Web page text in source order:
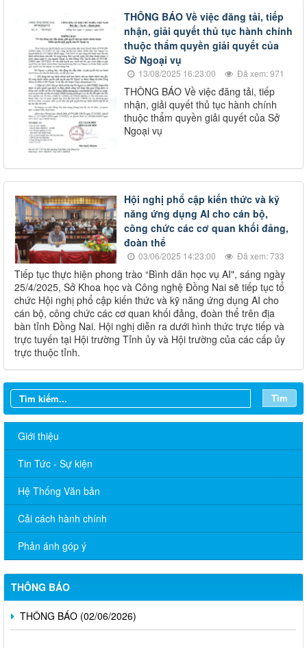
THÔNG BÁO Về việc đăng tải, tiếp
nhận, giải quyết thủ tục hành chính
thuộc thẩm quyền giải quyết của
Sở Ngoại vụ
13/08/2025 16:23:00 Đã xem: 971
THÔNG BÁO Về việc đăng tải, tiếp
nhận, giải quyết thủ tục hành chính
thuộc thẩm quyền giải quyết của Sở
Ngoại vụ
Hội nghị phổ cập kiến thức và kỹ
năng ứng dụng AI cho cán bộ,
công chức các cơ quan khối đảng,
đoàn thể
03/06/2025 14:23:00 Đã xem: 733
Tiếp tục thực hiện phong trào “Bình dân học vụ AI", sáng ngày
25/4/2025, Sở Khoa học và Công nghệ Đồng Nai sẽ tiếp tục tổ
chức Hội nghị phổ cập kiến thức và kỹ năng ứng dụng AI cho
cán bộ, công chức các cơ quan khối đảng, đoàn thể trên địa
bàn tỉnh Đồng Nai. Hội nghị diễn ra dưới hình thức trực tiếp và
trực tuyến tại Hội trường Tỉnh ủy và Hội trường của các cấp ủy
trực thuộc tỉnh.
Tìm
Giới thiệu
Tin Tức - Sự kiện
Hệ Thống Văn bản
Cải cách hành chính
Phản ánh góp ý
THÔNG BÁO
Sở Ngoại vụ thông báo tuyển dụng hợp đồng thực hiện nhiệm
vụ công chức năm 2026
TÍCH CỰC HƯỞNG ỨNG CUỘC THI TRỰC TUYẾN “TÌM HIỂU
PHÁP LUẬT” NĂM 2026
CÔNG BỐ DANH MỤC THỦ TỤC HÀNH CHÍNH ĐƯỢC PHÂN
NGOẠI VỤ THÀNH PHỐ ĐỒNG NAI
THÔNG BÁO (02/06/2026)